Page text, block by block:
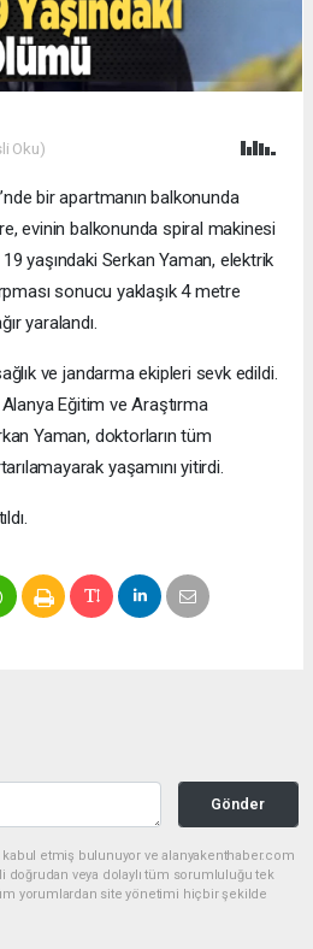
Oku)
bir apartmanın balkonunda
evinin balkonunda spiral makinesi
yaşındaki Serkan Yaman, elektrik
sonucu yaklaşık 4 metre
yaralandı.
ve jandarma ekipleri sevk edildi.
Eğitim ve Araştırma
Yaman, doktorların tüm
yaşamını yitirdi.
Gönder
kabul etmiş bulunuyor ve alanyakenthaber.com
doğrudan veya dolaylı tüm sorumluluğu tek
yorumlardan site yönetimi hiçbir şekilde